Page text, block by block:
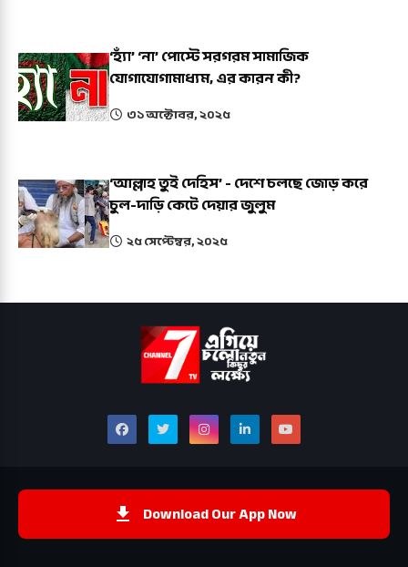
‘হ্যাঁ’ ‘না’ পোস্টে সরগরম সামাজিক
যোগাযোগামাধ্যম, এর কারন কী?
৩১ অক্টোবর, ২০২৫
‘আল্লাহ তুই দেহিস’ - দেশে চলছে জোড় করে
চুল-দাড়ি কেটে দেয়ার জুলুম
২৫ সেপ্টেম্বর, ২০২৫
Download Our App Now